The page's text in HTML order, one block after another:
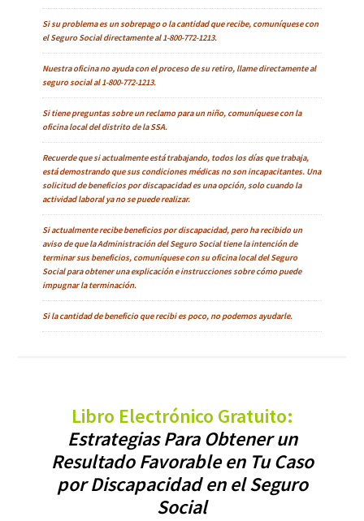
Si su problema es un sobrepago o la cantidad que recibe, comuníquese con
el Seguro Social directamente al 1-800-772-1213.
Nuestra oficina no ayuda con el proceso de su retiro, llame directamente al
seguro social al 1-800-772-1213.
Si tiene preguntas sobre un reclamo para un niño, comuníquese con la
oficina local del distrito de la SSA.
Recuerde que si actualmente está trabajando, todos los días que trabaja,
está demostrando que sus condiciones médicas no son incapacitantes. Una
solicitud de beneficios por discapacidad es una opción, solo cuando la
actividad laboral ya no se puede realizar.
Si actualmente recibe beneficios por discapacidad, pero ha recibido un
aviso de que la Administración del Seguro Social tiene la intención de
terminar sus beneficios, comuníquese con su oficina local del Seguro
Social para obtener una explicación e instrucciones sobre cómo puede
impugnar la terminación.
Si la cantidad de beneficio que recibi es poco, no podemos ayudarle.
Libro Electrónico Gratuito:
Estrategias Para Obtener un
Resultado Favorable en Tu Caso
por Discapacidad en el Seguro
Social